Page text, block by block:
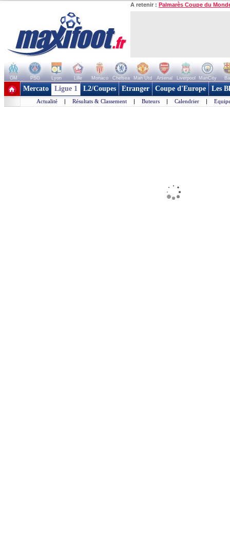
A retenir : Palmarès Coupe du
OM PSG Lyon Lille Monaco Chelsea Man Utd Arsenal Liverpool ManCity
+ de clubs
Mercato Ligue 1 L2/Coupes Etranger Coupe d'Europe Les
Actualité | Résultats & Classement | Buteurs | Calendrier |